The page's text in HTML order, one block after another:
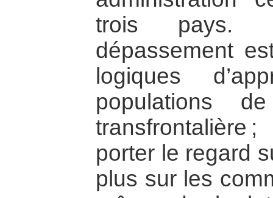
trois pays.
dépassement
logiques
populations
porter le regard
plus sur les